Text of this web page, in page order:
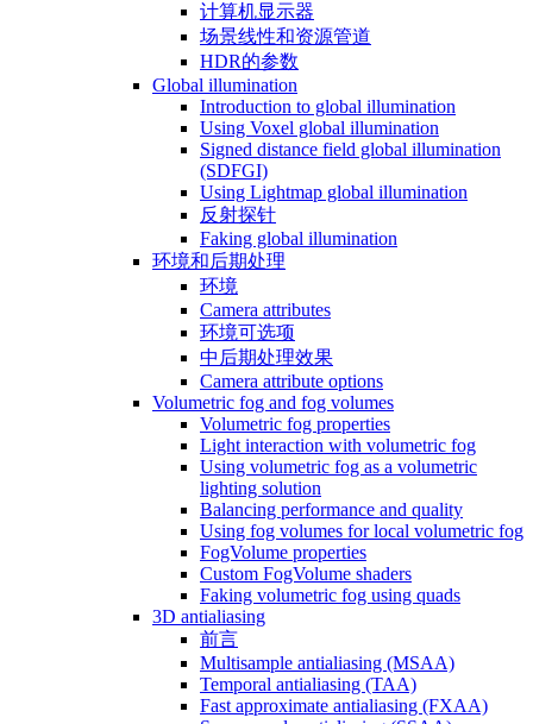
计算机显示器
场景线性和资源管道
HDR的参数
Global illumination
Introduction to global illumination
Using Voxel global illumination
Signed distance field global illumination
(SDFGI)
Using Lightmap global illumination
反射探针
Faking global illumination
环境和后期处理
环境
Camera attributes
环境可选项
中后期处理效果
Camera attribute options
Volumetric fog and fog volumes
Volumetric fog properties
Light interaction with volumetric fog
Using volumetric fog as a volumetric
lighting solution
Balancing performance and quality
Using fog volumes for local volumetric fog
FogVolume properties
Custom FogVolume shaders
Faking volumetric fog using quads
3D antialiasing
前言
Multisample antialiasing (MSAA)
Temporal antialiasing (TAA)
Fast approximate antialiasing (FXAA)